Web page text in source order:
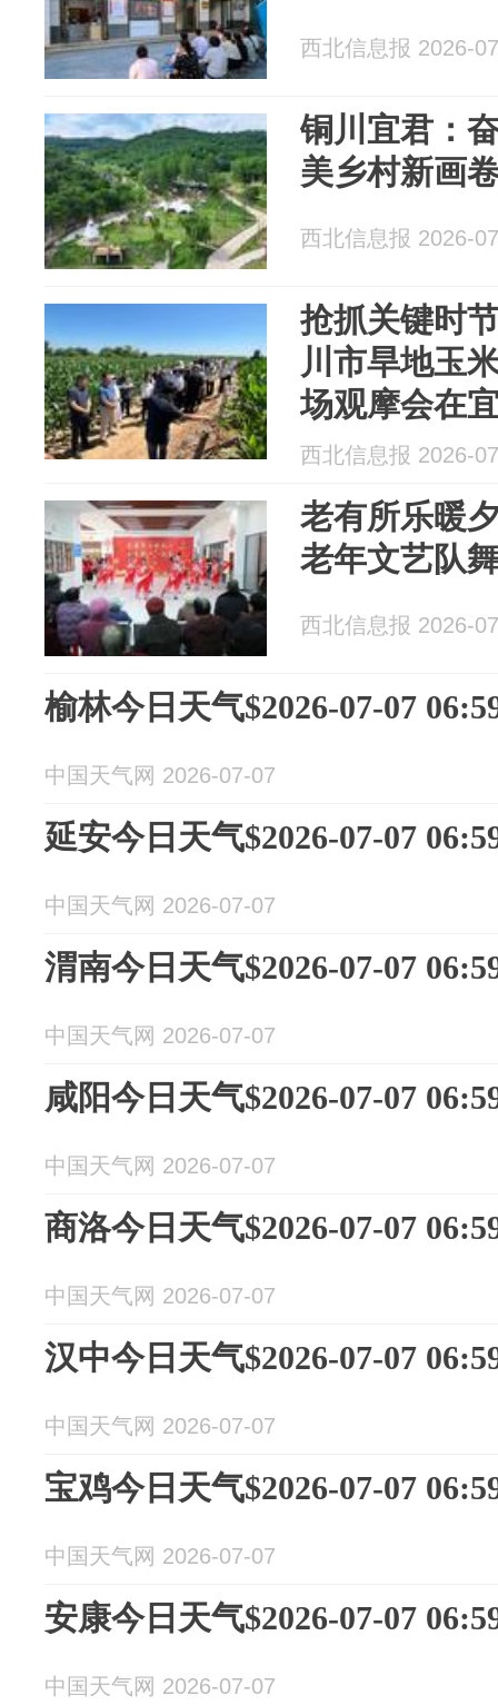
西北信息报 2026-
铜川宜君：
美乡村新画
西北信息报 2026-
抢抓关键时
川市旱地玉
场观摩会在
西北信息报 2026-
老有所乐暖
老年文艺队
西北信息报 2026-
榆林今日天气$2026-07-07
中国天气网 2026-07-07
延安今日天气$2026-07-07
中国天气网 2026-07-07
渭南今日天气$2026-07-07
中国天气网 2026-07-07
咸阳今日天气$2026-07-07
中国天气网 2026-07-07
商洛今日天气$2026-07-07
中国天气网 2026-07-07
汉中今日天气$2026-07-07
中国天气网 2026-07-07
宝鸡今日天气$2026-07-07
中国天气网 2026-07-07
安康今日天气$2026-07-07
中国天气网 2026-07-07